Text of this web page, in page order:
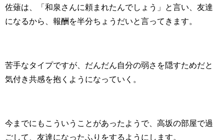
佐薙は、「和泉さんに頼まれたんでしょう」と言い、友達
になるから、報酬を半分ちょうだいと言ってきます。
苦手なタイプですが、だんだん自分の弱さを隠すためだと
気付き共感を抱くようになっていく。
今までにもこういうことがあったようで、高坂の部屋で過
ごして、友達になったふりをするようにします。